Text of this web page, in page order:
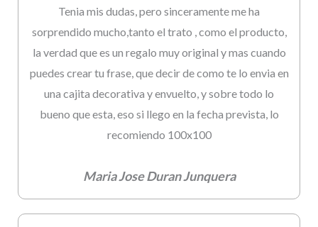
Tenia mis dudas, pero sinceramente me ha
sorprendido mucho,tanto el trato , como el producto,
la verdad que es un regalo muy original y mas cuando
puedes crear tu frase, que decir de como te lo envia en
una cajita decorativa y envuelto, y sobre todo lo
bueno que esta, eso si llego en la fecha prevista, lo
recomiendo 100x100
Maria Jose Duran Junquera